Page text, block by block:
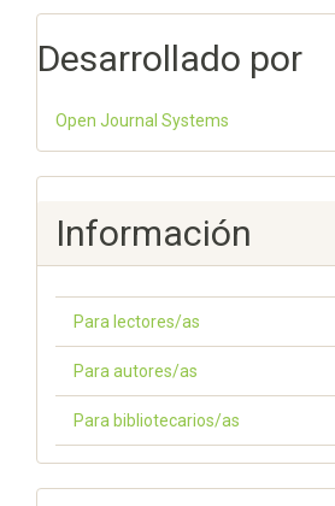
Desarrollado por
Open Journal Systems
Información
Para lectores/as
Para autores/as
Para bibliotecarios/as